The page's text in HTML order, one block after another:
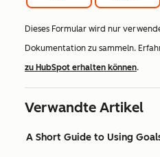
Dieses Formular wird nur
Dokumentation zu sammeln.
zu HubSpot erhalten können.
Verwandte Artikel
A Short Guide to Using